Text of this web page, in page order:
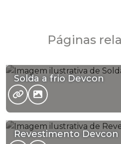
Páginas
Solda a frio Devcon
Revestimento Devcon